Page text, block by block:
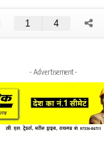
- Advertisement -